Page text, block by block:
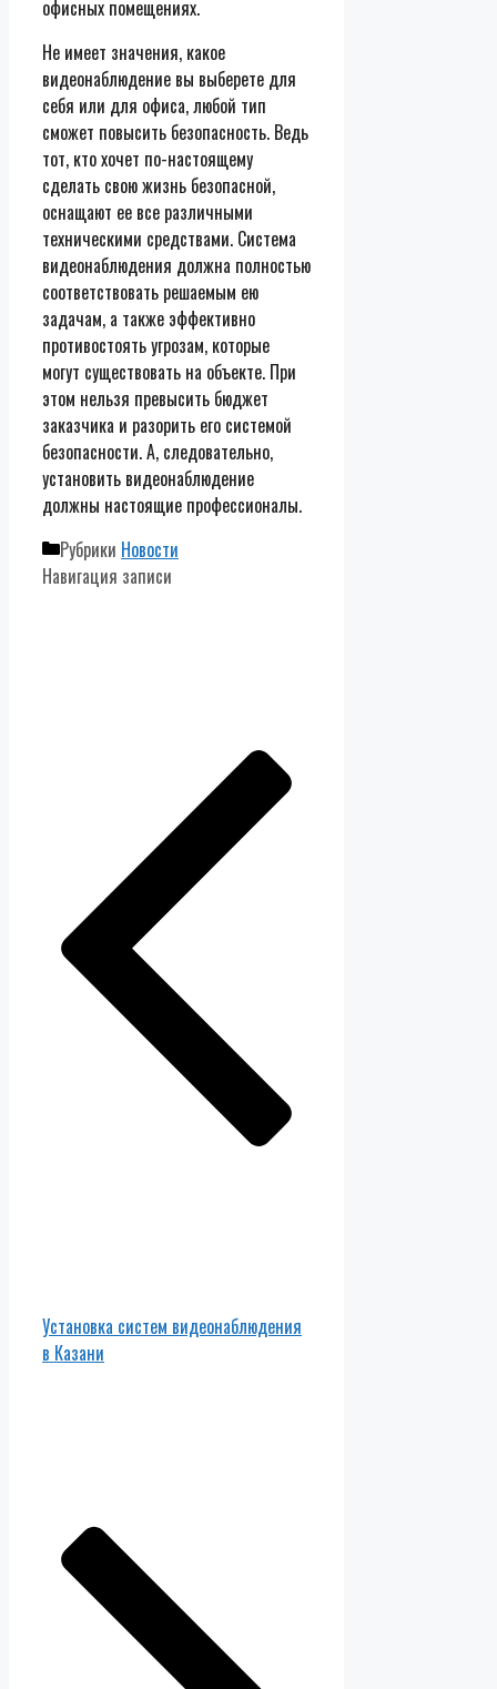
офисных помещениях.
Не имеет значения, какое
видеонаблюдение вы выберете для
себя или для офиса, любой тип
сможет повысить безопасность. Ведь
тот, кто хочет по-настоящему
сделать свою жизнь безопасной,
оснащают ее все различными
техническими средствами. Система
видеонаблюдения должна полностью
соответствовать решаемым ею
задачам, а также эффективно
противостоять угрозам, которые
могут существовать на объекте. При
этом нельзя превысить бюджет
заказчика и разорить его системой
безопасности. А, следовательно,
установить видеонаблюдение
должны настоящие профессионалы.
Рубрики Новости
Навигация записи
Установка систем видеонаблюдения
в Казани